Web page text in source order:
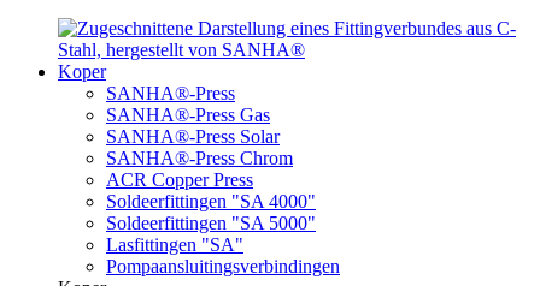
Koper
SANHA®-Press
SANHA®-Press Gas
SANHA®-Press Solar
SANHA®-Press Chrom
ACR Copper Press
Soldeerfittingen "SA 4000"
Soldeerfittingen "SA 5000"
Lasfittingen "SA"
Pompaansluitingsverbindingen